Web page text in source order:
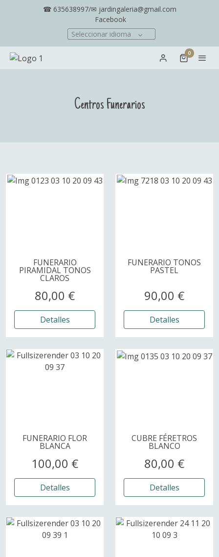
☎ 635638997/✉ jardingaleria@gmail.com
Facebook
Seleccionar idioma
0
Centros Funerarios
FUNERARIO
PIRAMIDAL TONOS
CLAROS
80,00 €
Detalles
FUNERARIO TONOS
PASTEL
90,00 €
Detalles
FUNERARIO FLOR
BLANCA
100,00 €
Detalles
CUBRE FÉRETROS
BLANCO
80,00 €
Detalles